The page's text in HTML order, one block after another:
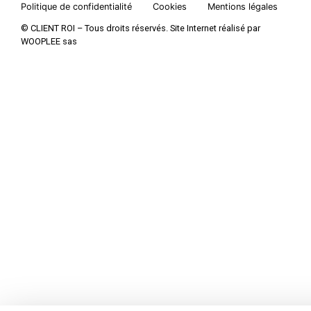
Politique de confidentialité Cookies Mentions légales
© CLIENT ROI – Tous droits réservés. Site Internet réalisé par
WOOPLEE sas